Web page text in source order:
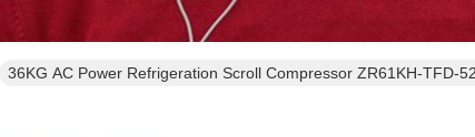
36KG AC Power Refrigeration Scroll Compressor ZR61KH-TFD-